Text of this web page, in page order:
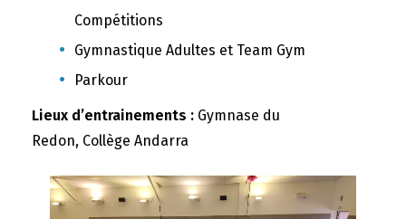
Compétitions
Gymnastique Adultes et Team Gym
Parkour
Lieux d’entrainements : Gymnase du
Redon, Collège Andarra